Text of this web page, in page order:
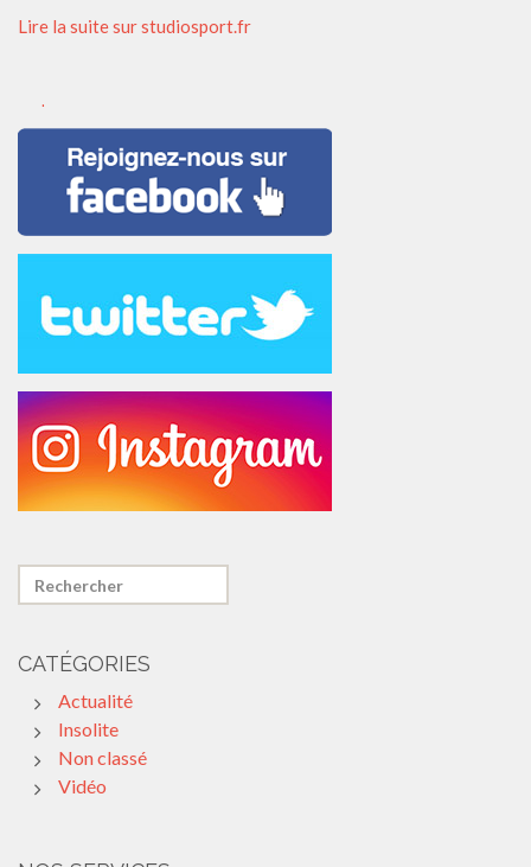
Lire la suite sur studiosport.fr
.
CATÉGORIES
Actualité
Insolite
Non classé
Vidéo